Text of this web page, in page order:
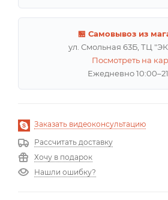
🏪 Самовывоз из
ул. Смольная 63Б, ТЦ
Посмотреть на
Ежедневно
Заказать видеоконсультацию
Рассчитать доставку
Хочу в подарок
Нашли ошибку?